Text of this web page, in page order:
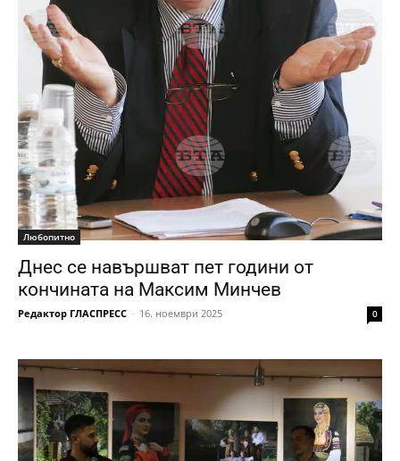
Любопитно
Днес се навършват пет години от
кончината на Максим Минчев
Редактор ГЛАСПРЕСС - 16. ноември 2025 0